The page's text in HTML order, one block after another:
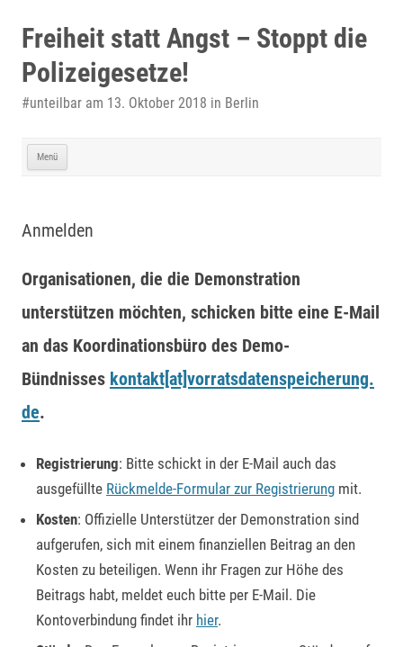
springen
Freiheit statt Angst – Stoppt die
Polizeigesetze!
#unteilbar am 13. Oktober 2018 in Berlin
Menü
Anmelden
Organisationen, die die Demonstration
unterstützen möchten, schicken bitte eine E-Mail
an das Koordinationsbüro des Demo-
Bündnisses kontakt[at]vorratsdatenspeicherung.
de.
Registrierung: Bitte schickt in der E-Mail auch das
ausgefüllte Rückmelde-Formular zur Registrierung mit.
Kosten: Offizielle Unterstützer der Demonstration sind
aufgerufen, sich mit einem finanziellen Beitrag an den
Kosten zu beteiligen. Wenn ihr Fragen zur Höhe des
Beitrags habt, meldet euch bitte per E-Mail. Die
Kontoverbindung findet ihr hier.